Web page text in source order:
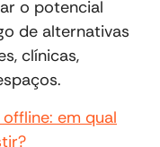
o potencial
de alternativas
clínicas,
em qual